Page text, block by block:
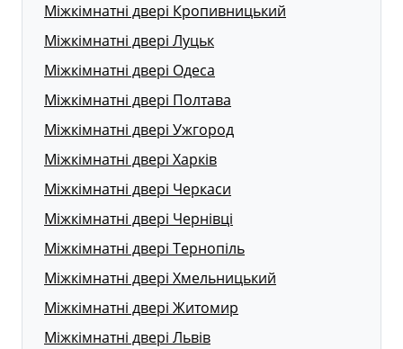
Міжкімнатні двері Кропивницький
Міжкімнатні двері Луцьк
Міжкімнатні двері Одеса
Міжкімнатні двері Полтава
Міжкімнатні двері Ужгород
Міжкімнатні двері Харків
Міжкімнатні двері Черкаси
Міжкімнатні двері Чернівці
Міжкімнатні двері Тернопіль
Міжкімнатні двері Хмельницький
Міжкімнатні двері Житомир
Міжкімнатні двері Львів